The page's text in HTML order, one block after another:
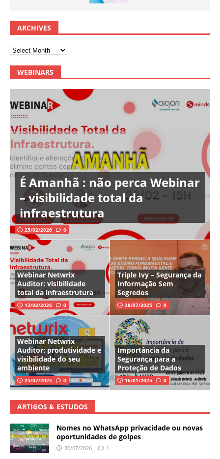
ARCHIVES
WEBINARS
É Amanhã : não perca Webinar
– visibilidade total da
infraestrutura
25/02/2026 0
Webinar Netwrix
Auditor: visibilidade
total da infraestrutura
13/02/2026 0
Triple Ivy – Segurança da
Informação Sem
Segredos
28/07/2025 0
Webinar Netwrix
Auditor: produtividade e
visibilidade do seu
ambiente
25/07/2025 0
Importância da
Segurança para a
Proteção de Dados
16/01/2025 0
ARTIGOS & ESTUDOS
Nomes no WhatsApp privacidade ou novas
oportunidades de golpes
30/07/2026 1